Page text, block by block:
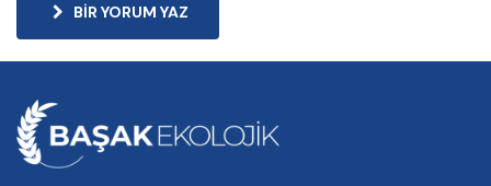
BIR YORUM YAZ